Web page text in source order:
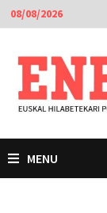
Skip
to
content
08/08/2026
MENU